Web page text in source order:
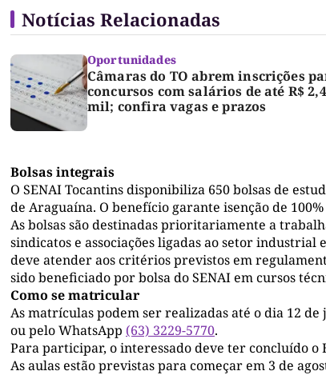
Notícias Relacionadas
Oportunidades
Câmaras do TO abrem inscrições
concursos com salários de até R$ 2,4
mil; confira vagas e prazos
Bolsas integrais
O SENAI Tocantins disponibiliza 650 bolsas de
de Araguaína. O benefício garante isenção de
As bolsas são destinadas prioritariamente a
sindicatos e associações ligadas ao setor
deve atender aos critérios previstos em
sido beneficiado por bolsa do SENAI em cursos
Como se matricular
As matrículas podem ser realizadas até o dia 12
ou pelo WhatsApp (63) 3229-5770.
Para participar, o interessado deve ter concluído
As aulas estão previstas para começar em 3 de